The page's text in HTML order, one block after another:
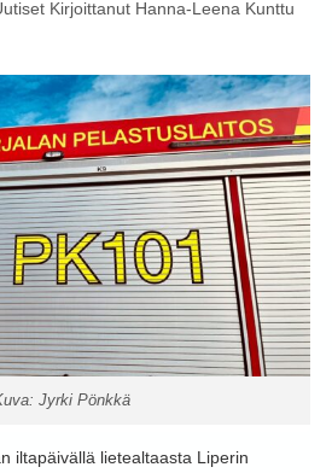
Kirjoittanut Hanna-Leena Kunttu
Jyrki Pönkkä
iltapäivällä lietealtaasta Liperin